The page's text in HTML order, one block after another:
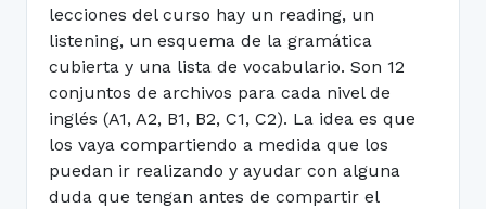
lecciones del curso hay un reading, un
listening, un esquema de la gramática
cubierta y una lista de vocabulario. Son 12
conjuntos de archivos para cada nivel de
inglés (A1, A2, B1, B2, C1, C2). La idea es que
los vaya compartiendo a medida que los
puedan ir realizando y ayudar con alguna
duda que tengan antes de compartir el